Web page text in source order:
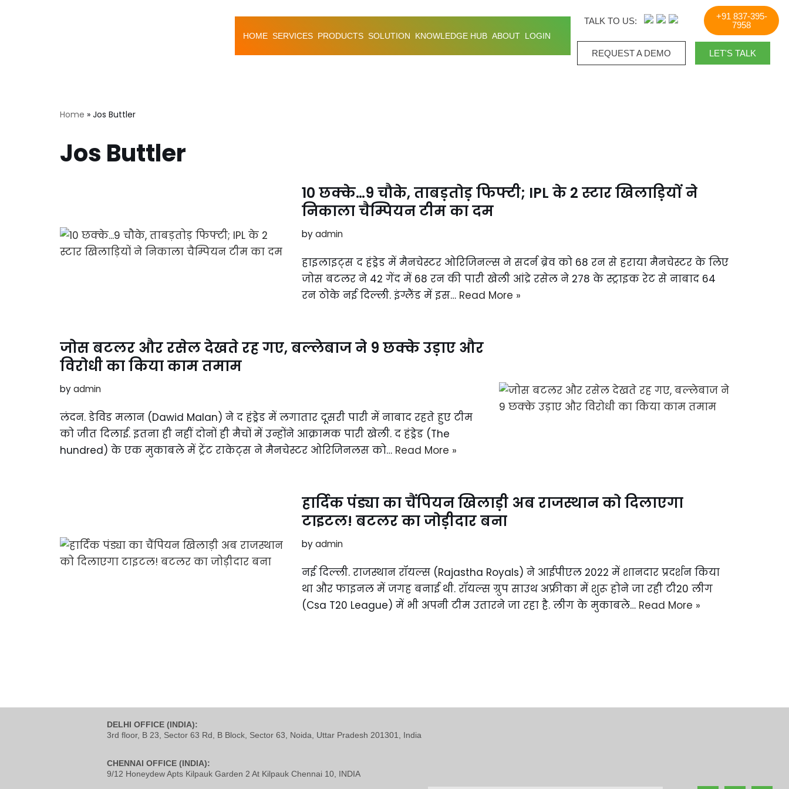
HOME SERVICES PRODUCTS SOLUTION KNOWLEDGE HUB ABOUT LOGIN
TALK TO US:
+91 837-395-
7958
REQUEST A DEMO​ LET'S TALK
Home » Jos Buttler
Jos Buttler
10 छक्के…9 चौके, ताबड़तोड़ फिफ्टी; IPL के 2 स्टार खिलाड़ियों ने
निकाला चैम्पियन टीम का दम
byadmin
हाइलाइट्स द हंड्रेड में मैनचेस्टर ओरिजिनल्स ने सदर्न ब्रेव को 68 रन से हराया मैनचेस्टर के लिए
जोस बटलर ने 42 गेंद में 68 रन की पारी खेली आंद्रे रसेल ने 278 के स्ट्राइक रेट से नाबाद 64
रन ठोके नई दिल्ली. इंग्लैंड में इस… Read More »
जोस बटलर और रसेल देखते रह गए, बल्लेबाज ने 9 छक्के उड़ाए और
विरोधी का किया काम तमाम
byadmin
लंदन. डेविड मलान (Dawid Malan) ने द हंड्रेड में लगातार दूसरी पारी में नाबाद रहते हुए टीम
को जीत दिलाई. इतना ही नहीं दोनों ही मैचों में उन्होंने आक्रामक पारी खेली. द हंड्रेड (The
hundred) के एक मुकाबले में ट्रेंट राकेट्स ने मैनचेस्टर ओरिजिनलस को… Read More »
हार्दिक पंड्या का चैंपियन खिलाड़ी अब राजस्थान को दिलाएगा
टाइटल! बटलर का जोड़ीदार बना
byadmin
नई दिल्ली. राजस्थान रॉयल्स (Rajastha Royals) ने आईपीएल 2022 में शानदार प्रदर्शन किया
था और फाइनल में जगह बनाई थी. रॉयल्स ग्रुप साउथ अफ्रीका में शुरू होने जा रही टी20 लीग
(Csa T20 League) में भी अपनी टीम उतारने जा रहा है. लीग के मुकाबले… Read More »
DELHI OFFICE (INDIA):
3rd floor, B 23, Sector 63 Rd, B Block, Sector 63, Noida, Uttar Pradesh 201301, India
CHENNAI OFFICE (INDIA):
9/12 Honeydew Apts Kilpauk Garden 2 At Kilpauk Chennai 10, INDIA